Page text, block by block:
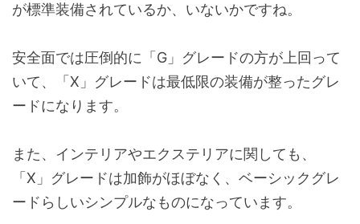
フードサイレンサー
ダッシュサイレンサー(室内・エンジンルーム)
エアスパッツ(フロント・リヤ)
コンライト(ライト自動点灯+消灯システム/ランプオー
UVカット機能付ウインドシールドグリーンガラス(合わ
が標準装備されているか、いないかですね。
安全面では圧倒的に「G」グレードの方が上回って
いて、「X」グレードは最低限の装備が整ったグレ
ードになります。
また、インテリアやエクステリアに関しても、
「X」グレードは加飾がほぼなく、ベーシックグレ
ードらしいシンプルなものになっています。